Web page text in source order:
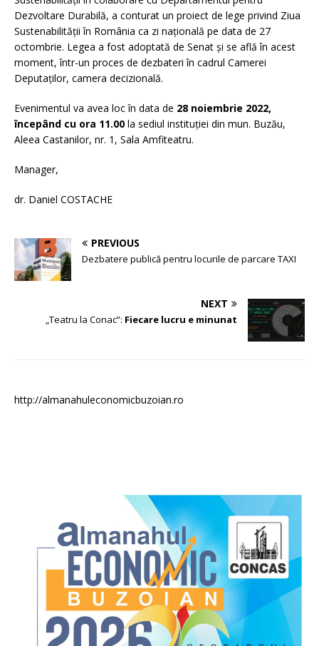
Dezvoltare Durabilă, a conturat un proiect de lege privind Ziua
Sustenabilității în România ca zi națională pe data de 27
octombrie. Legea a fost adoptată de Senat și se află în acest
moment, într-un proces de dezbateri în cadrul Camerei
Deputaților, camera decizională.
Evenimentul va avea loc în data de 28 noiembrie 2022,
începând cu ora 11.00 la sediul instituției din mun. Buzău,
Aleea Castanilor, nr. 1, Sala Amfiteatru.
Manager,
dr. Daniel COSTACHE
PREVIOUS
Dezbatere publică pentru locurile de parcare TAXI
NEXT
„Teatru la Conac”: Fiecare lucru e minunat
http://almanahuleconomicbuzoian.ro